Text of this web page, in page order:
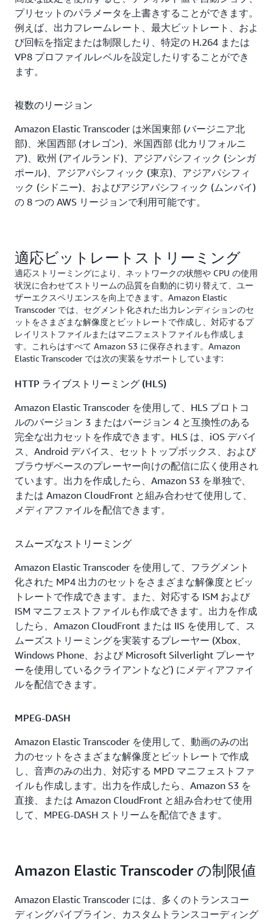
プリセットのパラメータを上書きすることができます。
例えば、出力フレームレート、最大ビットレート、およ
び回転を指定または制限したり、特定の H.264 または
VP8 プロファイルレベルを設定したりすることができ
ます。
複数のリージョン
Amazon Elastic Transcoder は米国東部 (バージニア北
部)、米国西部 (オレゴン)、米国西部 (北カリフォルニ
ア)、欧州 (アイルランド)、アジアパシフィック (シンガ
ポール)、アジアパシフィック (東京)、アジアパシフィ
ック (シドニー)、およびアジアパシフィック (ムンバイ)
の 8 つの AWS リージョンで利用可能です。
適応ビットレートストリーミング
適応ストリーミングにより、ネットワークの状態や CPU の使用
状況に合わせてストリームの品質を自動的に切り替えて、ユー
ザーエクスペリエンスを向上できます。Amazon Elastic
Transcoder では、セグメント化された出力レンディションのセ
ットをさまざまな解像度とビットレートで作成し、対応するプ
レイリストファイルまたはマニフェストファイルも作成しま
す。これらはすべて Amazon S3 に保存されます。Amazon
Elastic Transcoder では次の実装をサポートしています:
HTTP ライブストリーミング (HLS)
Amazon Elastic Transcoder を使用して、HLS プロトコ
ルのバージョン 3 またはバージョン 4 と互換性のある
完全な出力セットを作成できます。HLS は、iOS デバイ
ス、Android デバイス、セットトップボックス、および
ブラウザベースのプレーヤー向けの配信に広く使用され
ています。出力を作成したら、Amazon S3 を単独で、
または Amazon CloudFront と組み合わせて使用して、
メディアファイルを配信できます。
スムーズなストリーミング
Amazon Elastic Transcoder を使用して、フラグメント
化された MP4 出力のセットをさまざまな解像度とビッ
トレートで作成できます。また、対応する ISM および
ISM マニフェストファイルも作成できます。出力を作成
したら、Amazon CloudFront または IIS を使用して、ス
ムーズストリーミングを実装するプレーヤー (Xbox、
Windows Phone、および Microsoft Silverlight プレーヤ
ーを使用しているクライアントなど) にメディアファイ
ルを配信できます。
MPEG-DASH
Amazon Elastic Transcoder を使用して、動画のみの出
力のセットをさまざまな解像度とビットレートで作成
し、音声のみの出力、対応する MPD マニフェストファ
イルも作成します。出力を作成したら、Amazon S3 を
直接、または Amazon CloudFront と組み合わせて使用
して、MPEG-DASH ストリームを配信できます。
Amazon Elastic Transcoder の制限値
Amazon Elastic Transcoder には、多くのトランスコー
ディングパイプライン、カスタムトランスコーディング